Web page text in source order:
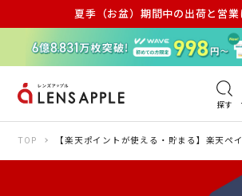
夏季（お盆）期間中の出荷と営業
探す
アキュビュー メダリスト
TOP 【楽天ポイントが使える・貯まる】楽天ペイ